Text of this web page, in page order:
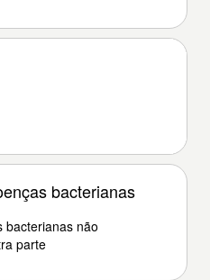
bacterianas
bacterianas não
parte